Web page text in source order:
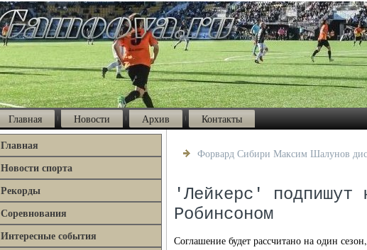
Главная Новости Архив Контакты
Главная
Новости спорта
Рекорды
Соревнования
Интересные события
Форвард Сибири Максим Шалунов
'Лейкерс' подпишут
Робинсоном
Соглашение будет рассчитано на один